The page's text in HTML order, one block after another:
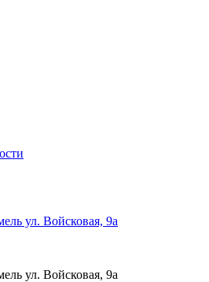
ул. Войсковая, 9а
ул. Войсковая, 9а